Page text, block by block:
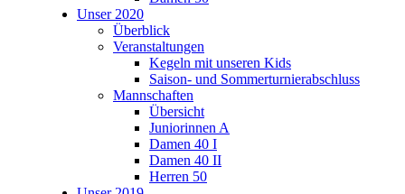
Unser 2020
Überblick
Veranstaltungen
Kegeln mit unseren Kids
Saison- und Sommerturnierabschluss
Mannschaften
Übersicht
Juniorinnen A
Damen 40 I
Damen 40 II
Herren 50